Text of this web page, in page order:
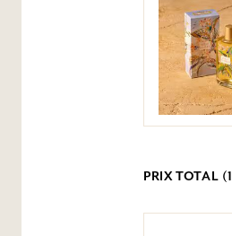
PRIX TOTAL (1